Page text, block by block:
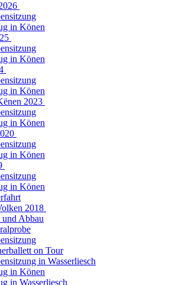
in Könen
in Könen
in Könen
2023
in Könen
in Könen
in Könen
2018
Abbau
on Tour
in Wasserliesch
in Könen
in Wasserliesch